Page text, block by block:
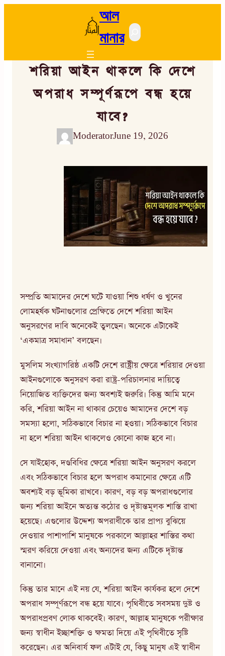
আল
মানার Search
শরিয়া আইন থাকলে কি দেশে
অপরাধ সম্পূর্ণরূপে বন্ধ হয়ে
যাবে?
ModeratorJune 19, 2026
সম্প্রতি আমাদের দেশে ঘটে যাওয়া শিশু ধর্ষণ ও খুনের
লোমহর্ষক ঘটনাগুলোর প্রেক্ষিতে দেশে শরিয়া আইন
অনুসরণের দাবি অনেকেই তুলছেন। অনেকে এটাকেই
‘একমাত্র সমাধান’ বলছেন।
মুসলিম সংখ্যাগরিষ্ঠ একটি দেশে রাষ্ট্রীয় ক্ষেত্রে শরিয়ার দেওয়া
আইনগুলোকে অনুসরণ করা রাষ্ট্র-পরিচালনার দায়িত্বে
নিয়োজিত ব্যক্তিদের জন্য অবশ্যই জরুরি। কিন্তু আমি মনে
করি, শরিয়া আইন না থাকার চেয়েও আমাদের দেশে বড়
সমস্যা হলো, সঠিকভাবে বিচার না হওয়া। সঠিকভাবে বিচার
না হলে শরিয়া আইন থাকলেও কোনো কাজ হবে না।
সে যাইহোক, দণ্ডবিধির ক্ষেত্রে শরিয়া আইন অনুসরণ করলে
এবং সঠিকভাবে বিচার হলে অপরাধ কমানোর ক্ষেত্রে এটি
অবশ্যই বড় ভূমিকা রাখবে। কারণ, বড় বড় অপরাধগুলোর
জন্য শরিয়া আইনে অত্যন্ত কঠোর ও দৃষ্টান্তমূলক শাস্তি রাখা
হয়েছে। এগুলোর উদ্দেশ্য অপরাধীকে তার প্রাপ্য বুঝিয়ে
দেওয়ার পাশাপাশি মানুষকে পরকালে আল্লাহর শাস্তির কথা
স্মরণ করিয়ে দেওয়া এবং অন্যদের জন্য এটিকে দৃষ্টান্ত
বানানো।
কিন্তু তার মানে এই নয় যে, শরিয়া আইন কার্যকর হলে দেশে
অপরাধ সম্পূর্ণরূপে বন্ধ হয়ে যাবে। পৃথিবীতে সবসময় দুষ্ট ও
অপরাধপ্রবণ লোক থাকবেই। কারণ, আল্লাহ মানুষকে পরীক্ষার
জন্য স্বাধীন ইচ্ছাশক্তি ও ক্ষমতা দিয়ে এই পৃথিবীতে সৃষ্টি
করেছেন। এর অনিবার্য ফল এটাই যে, কিছু মানুষ এই স্বাধীন